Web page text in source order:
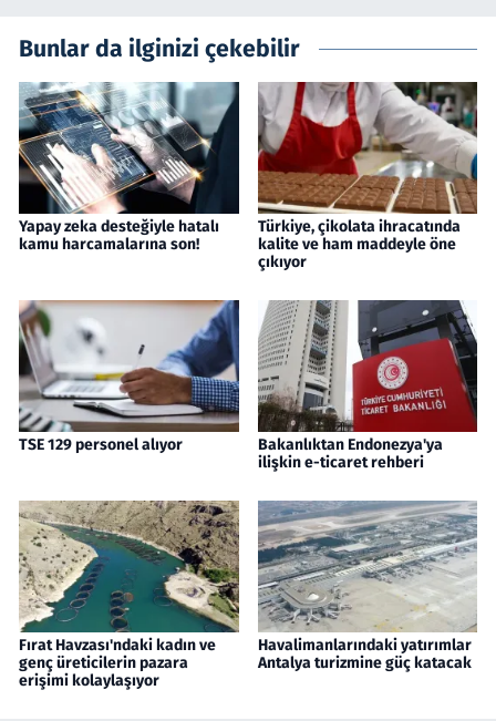
Bunlar da ilginizi çekebilir
Yapay zeka desteğiyle hatalı
kamu harcamalarına son!
Türkiye, çikolata ihracatında
kalite ve ham maddeyle öne
çıkıyor
TSE 129 personel alıyor
Bakanlıktan Endonezya'ya
ilişkin e-ticaret rehberi
Fırat Havzası'ndaki kadın ve
genç üreticilerin pazara
erişimi kolaylaşıyor
Havalimanlarındaki yatırımlar
Antalya turizmine güç katacak